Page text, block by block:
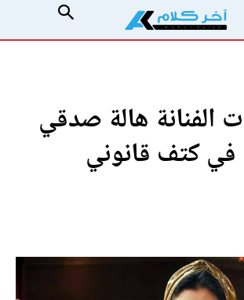
الفنانة هالة صدقي
كتف قانوني